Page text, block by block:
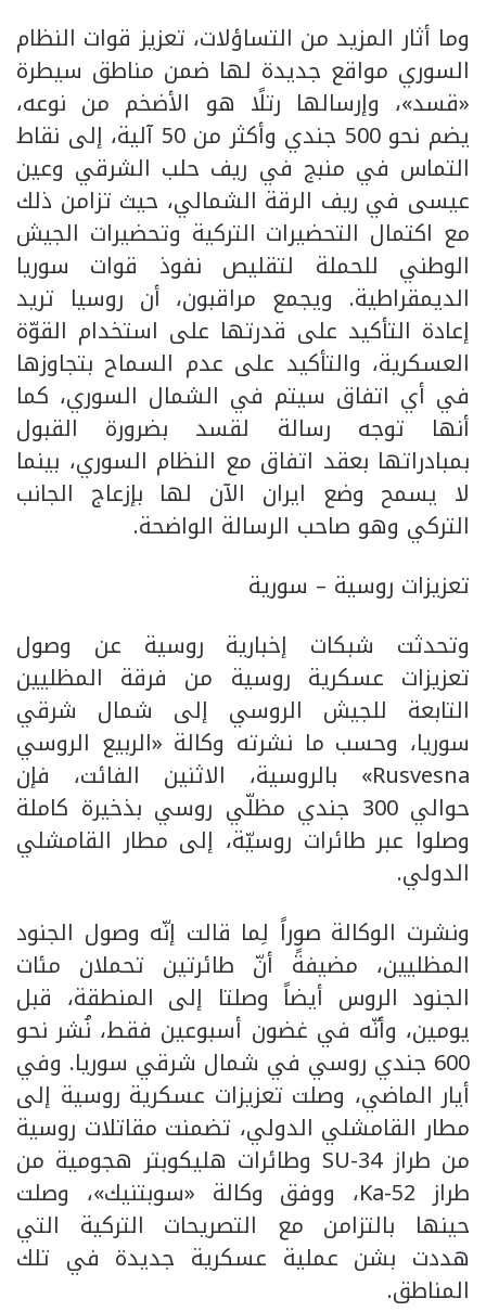
وما أثار المزيد من التساؤلات، تعزيز قوات النظام
السوري مواقع جديدة لها ضمن مناطق سيطرة
«قسد»، وإرسالها رتلًا هو الأضخم من نوعه،
يضم نحو 500 جندي وأكثر من 50 آلية، إلى نقاط
التماس في منبج في ريف حلب الشرقي وعين
عيسى في ريف الرقة الشمالي، حيث تزامن ذلك
مع اكتمال التحضيرات التركية وتحضيرات الجيش
الوطني للحملة لتقليص نفوذ قوات سوريا
الديمقراطية. ويجمع مراقبون، أن روسيا تريد
إعادة التأكيد على قدرتها على استخدام القوّة
العسكرية، والتأكيد على عدم السماح بتجاوزها
في أي اتفاق سيتم في الشمال السوري، كما
أنها توجه رسالة لقسد بضرورة القبول
بمبادراتها بعقد اتفاق مع النظام السوري، بينما
لا يسمح وضع ايران الآن لها بإزعاج الجانب
التركي وهو صاحب الرسالة الواضحة.
تعزيزات روسية – سورية
وتحدثت شبكات إخبارية روسية عن وصول
تعزيزات عسكرية روسية من فرقة المظليين
التابعة للجيش الروسي إلى شمال شرقي
سوريا، وحسب ما نشرته وكالة «الربيع الروسي
Rusvesna» بالروسية، الاثنين الفائت، فإن
حوالي 300 جندي مظلّي روسي بذخيرة كاملة
وصلوا عبر طائرات روسيّة، إلى مطار القامشلي
الدولي.
ونشرت الوكالة صوراً لِما قالت إنّه وصول الجنود
المظليين، مضيفةً أنّ طائرتين تحملان مئات
الجنود الروس أيضاً وصلتا إلى المنطقة، قبل
يومين، وأنّه في غضون أسبوعين فقط، نُشر نحو
600 جندي روسي في شمال شرقي سوريا. وفي
أيار الماضي، وصلت تعزيزات عسكرية روسية إلى
مطار القامشلي الدولي، تضمنت مقاتلات روسية
من طراز SU-34 وطائرات هليكوبتر هجومية من
طراز Ka-52، ووفق وكالة «سوبتنيك»، وصلت
حينها بالتزامن مع التصريحات التركية التي
هددت بشن عملية عسكرية جديدة في تلك
المناطق.